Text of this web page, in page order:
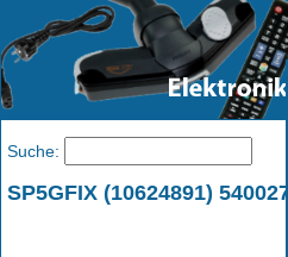
SP5GFIX (10624891)
Suche: